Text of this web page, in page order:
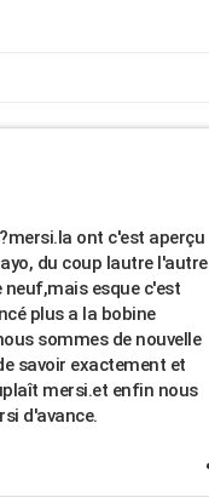
ont c'est aperçu
du coup lautre l'autre
esque c'est
plus a la bobine
sommes de nouvelle
savoir exactement et
mersi.et enfin nous
d'avance.